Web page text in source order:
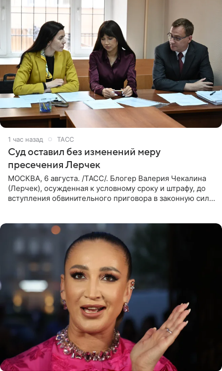
1 час назад ТАСС
Суд оставил без изменений меру
пресечения Лерчек
МОСКВА, 6 августа. /ТАСС/. Блогер Валерия Чекалина
(Лерчек), осужденная к условному сроку и штрафу, до
вступления обвинительного приговора в законную силу